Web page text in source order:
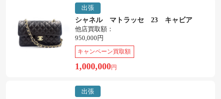
出張
シャネル マトラッセ 23 キャビア
他店買取額：
950,000円
キャンペーン買取額
1,000,000円
出張